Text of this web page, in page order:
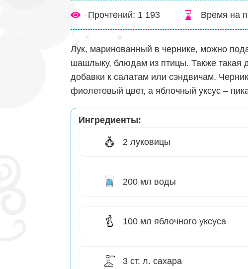
Прочтений: 1 193 Время на
Лук, маринованный в чернике, можно
шашлыку, блюдам из птицы. Также такая
добавки к салатам или сэндвичам.
фиолетовый цвет, а яблочный уксус –
Ингредиенты:
2 луковицы
200 мл воды
100 мл яблочного уксуса
3 ст. л. сахара